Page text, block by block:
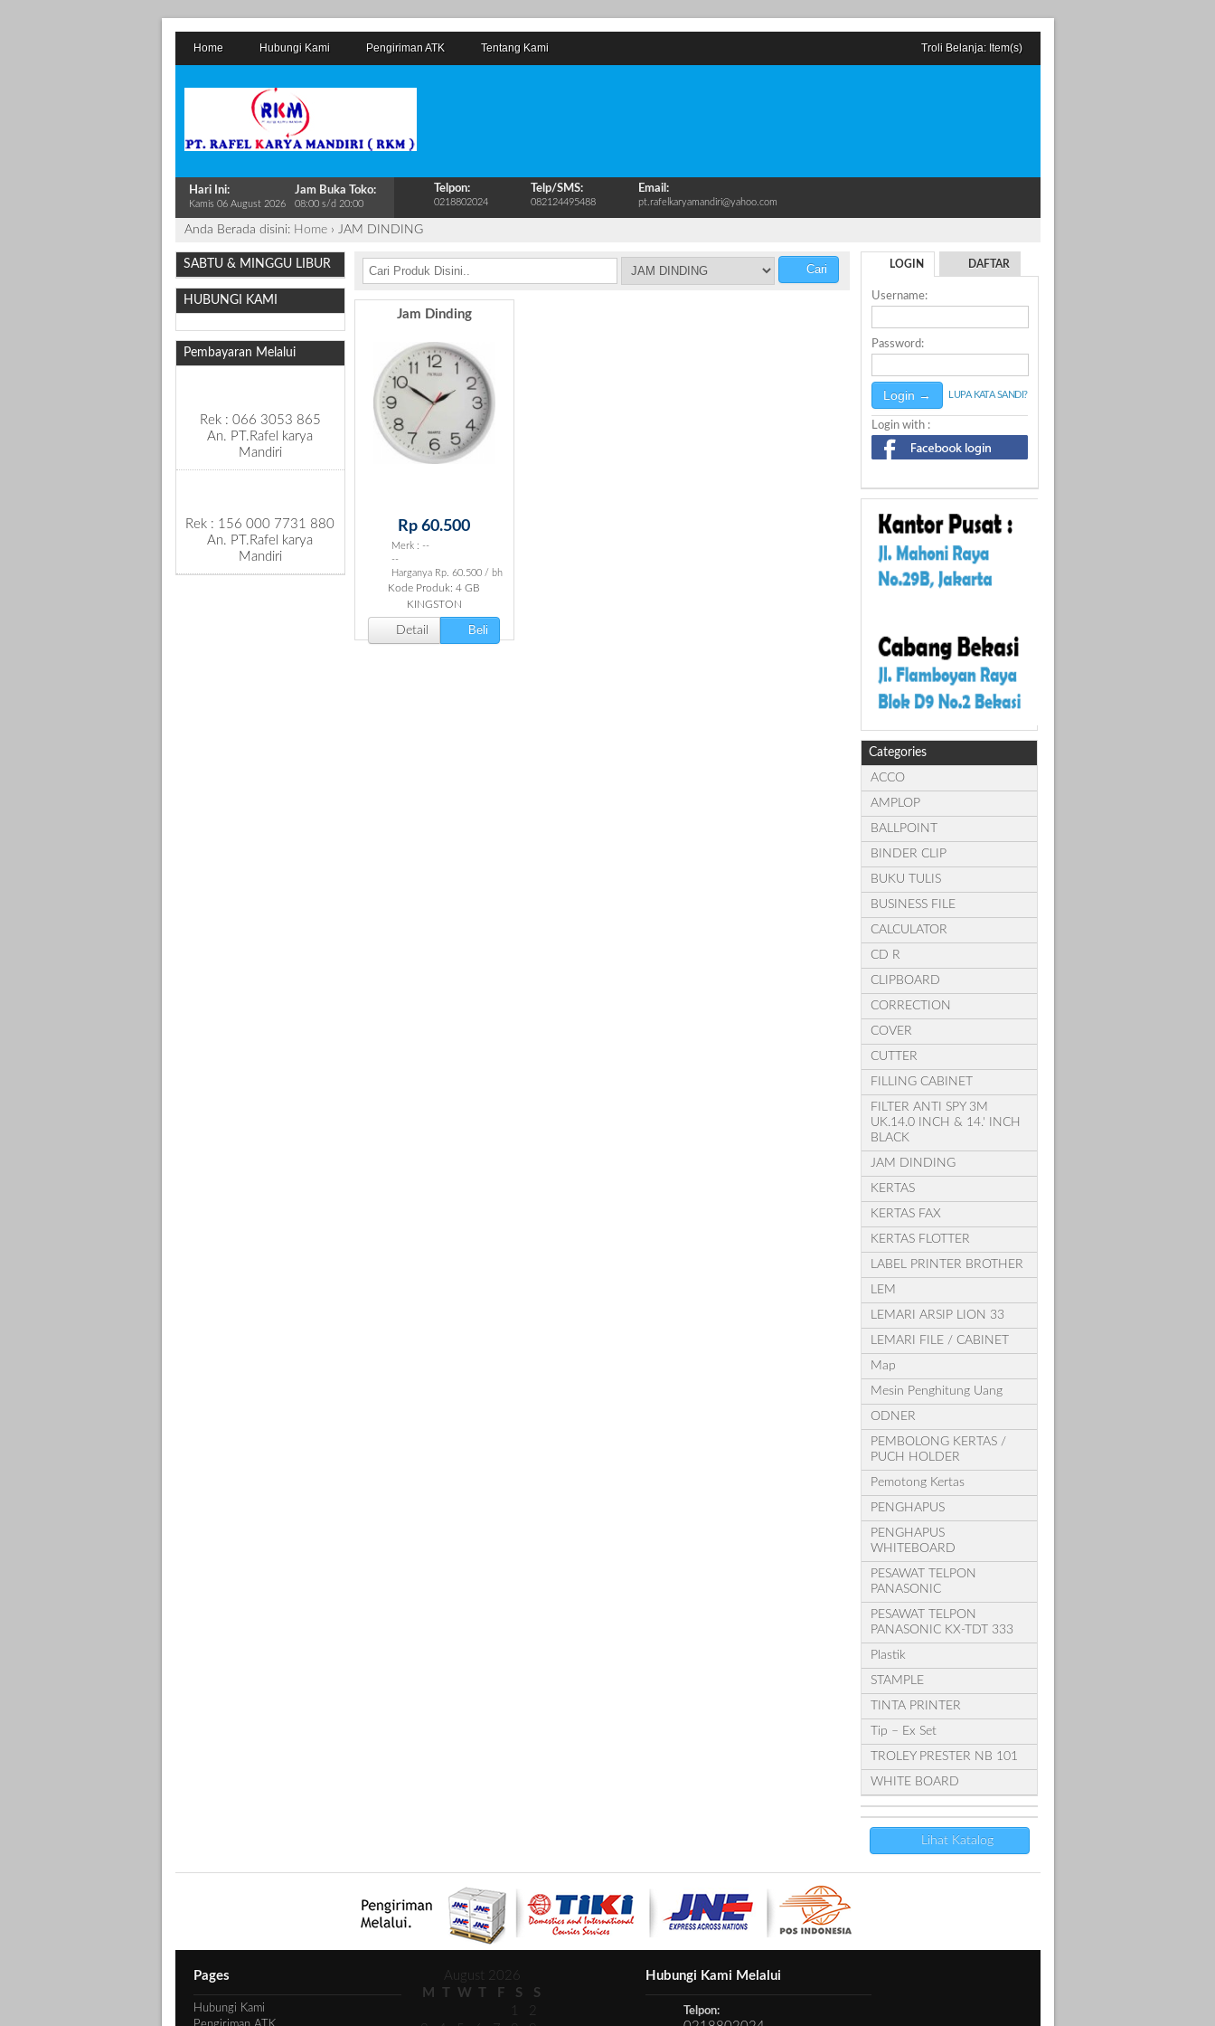
Home Hubungi Kami Pengiriman ATK Tentang Kami Troli Belanja: Item(s)
Hari Ini:
Kamis 06 August 2026
Jam Buka Toko:
08:00 s/d 20:00
Telpon:
0218802024
Telp/SMS:
082124495488
Email:
pt.rafelkaryamandiri@yahoo.com
Anda Berada disini: Home › JAM DINDING
SABTU & MINGGU LIBUR
HUBUNGI KAMI
Pembayaran Melalui
Rek : 066 3053 865
An. PT.Rafel karya
Mandiri
Rek : 156 000 7731 880
An. PT.Rafel karya
Mandiri
Cari
Jam Dinding
Rp 60.500
Merk : --
--
Harganya Rp. 60.500 / bh
Kode Produk: 4 GB
KINGSTON
Detail Beli
LOGIN DAFTAR
Username:
Password:
LUPA KATA SANDI?
Login with :
Categories
ACCO
AMPLOP
BALLPOINT
BINDER CLIP
BUKU TULIS
BUSINESS FILE
CALCULATOR
CD R
CLIPBOARD
CORRECTION
COVER
CUTTER
FILLING CABINET
FILTER ANTI SPY 3M
UK.14.0 INCH & 14.' INCH
BLACK
JAM DINDING
KERTAS
KERTAS FAX
KERTAS FLOTTER
LABEL PRINTER BROTHER
LEM
LEMARI ARSIP LION 33
LEMARI FILE / CABINET
Map
Mesin Penghitung Uang
ODNER
PEMBOLONG KERTAS /
PUCH HOLDER
Pemotong Kertas
PENGHAPUS
PENGHAPUS
WHITEBOARD
PESAWAT TELPON
PANASONIC
PESAWAT TELPON
PANASONIC KX-TDT 333
Plastik
STAMPLE
TINTA PRINTER
Tip – Ex Set
TROLEY PRESTER NB 101
WHITE BOARD
Lihat Katalog
Pages
Hubungi Kami
August 2026
M
T W T F S
S
1
Hubungi Kami Melalui
Telpon: